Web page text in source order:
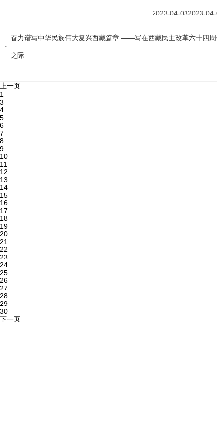
2023-
2023-04-03
奋力谱写中华民族伟大复兴西藏篇章 ——写在西藏民主改革六十四
之际
上一页
1
3
4
5
6
7
8
9
10
11
12
13
14
15
16
17
18
19
20
21
22
23
24
25
26
27
28
29
30
下一页